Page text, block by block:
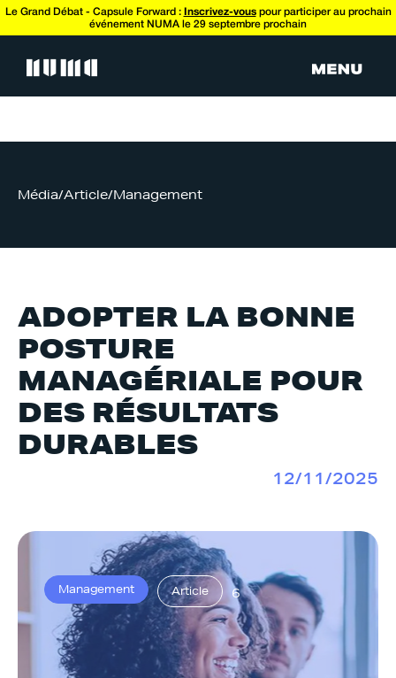
Le Grand Débat - Capsule Forward : Inscrivez-vouspour participer au prochain
événement NUMA le 29 septembre prochain
Média/Article/Management
ADOPTER LA BONNE
POSTURE
MANAGÉRIALE POUR
DES RÉSULTATS
DURABLES
12/11/2025
Management Article 6